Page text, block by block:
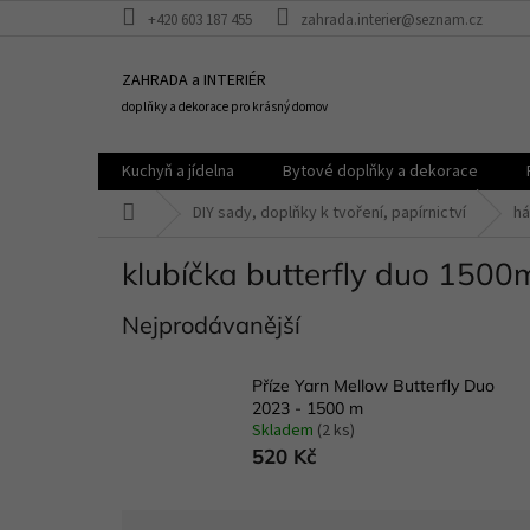
+420 603 187 455 zahrada.interier@seznam.cz
ZAHRADA a INTERIÉR
doplňky a dekorace pro krásný domov
Kuchyň a jídelna Bytové doplňky a dekorace
DIY sady, doplňky k tvoření, papírnictví
klubíčka butterfly duo
Nejprodávanější
Příze Yarn Mellow Butterfly Duo
2023 - 1500 m
Skladem (2 ks)
520 Kč